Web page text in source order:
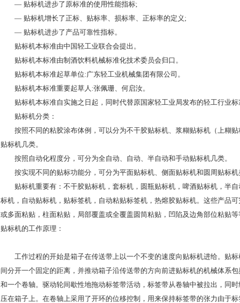
— 贴标机进步了原标准的使用性能指标;
— 贴标机增长了正标、贴标率、损标率、正标率的定义;
— 贴标机进步了产品可靠性指标。
贴标机本标准由中国轻工业联合会提出。
贴标机本标准由制酒饮料机械标准化技术委员会归口。
贴标机本标准起草单位:广东轻工业机械集团有限公司。
贴标机本标准重要起草人:张佩珊、何启汝。
贴标机本标准自实施之日起，同时代替原国家轻工业局发布的轻工行业标
贴标机分类：
按照不同的粘胶涂布体例，可以分为不干胶贴标机、浆糊贴标机（上糊贴
贴标机几类。
按照自动化程度分，可分为全自动、自动、半自动和手动贴标机几类。
按实现不同的贴标功能分，可分为平面贴标机、侧面贴标机和圆周贴标机
贴标机重要有：不干胶贴标机，套标机，圆瓶贴标机，啤酒贴标机，半自
标机，自动贴标机，贴标签机，自动粘贴标签机，热熔胶贴标机。这些产品
或多面粘贴，柱面粘贴，局部覆盖或全覆盖圆筒粘贴，凹陷及边角部位粘贴等
贴标机的工作原理：
工作过程的开始是箱子在传送带上以一个不变的速度向贴标机进给。贴标
间分开一个固定的距离，并推动箱子沿传送带的方向前进贴标机的机械体系包
和一个卷轴。驱动轮间歇性地拖动标签带活动，标签带从卷轴中被拉出，同
压在箱子上。在卷轴上采用了开环的位移控制，用来保持标签带的张力由于